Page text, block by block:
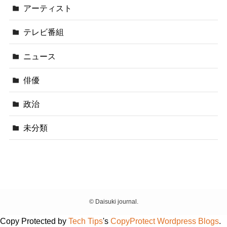
アーティスト
テレビ番組
ニュース
俳優
政治
未分類
©Daisuki journal.
Copy Protected by Tech Tips's CopyProtect Wordpress Blogs.